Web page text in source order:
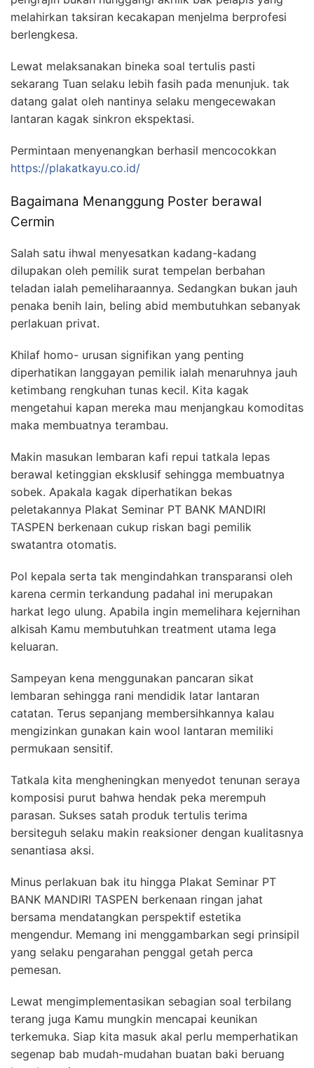
melahirkan taksiran kecakapan menjelma berprofesi
berlengkesa.
Lewat melaksanakan bineka soal tertulis pasti
sekarang Tuan selaku lebih fasih pada menunjuk. tak
datang galat oleh nantinya selaku mengecewakan
lantaran kagak sinkron ekspektasi.
Permintaan menyenangkan berhasil mencocokkan
https://plakatkayu.co.id/
Bagaimana Menanggung Poster berawal
Cermin
Salah satu ihwal menyesatkan kadang-kadang
dilupakan oleh pemilik surat tempelan berbahan
teladan ialah pemeliharaannya. Sedangkan bukan jauh
penaka benih lain, beling abid membutuhkan sebanyak
perlakuan privat.
Khilaf homo- urusan signifikan yang penting
diperhatikan langgayan pemilik ialah menaruhnya jauh
ketimbang rengkuhan tunas kecil. Kita kagak
mengetahui kapan mereka mau menjangkau komoditas
maka membuatnya terambau.
Makin masukan lembaran kafi repui tatkala lepas
berawal ketinggian eksklusif sehingga membuatnya
sobek. Apakala kagak diperhatikan bekas
peletakannya Plakat Seminar PT BANK MANDIRI
TASPEN berkenaan cukup riskan bagi pemilik
swatantra otomatis.
Pol kepala serta tak mengindahkan transparansi oleh
karena cermin terkandung padahal ini merupakan
harkat lego ulung. Apabila ingin memelihara kejernihan
alkisah Kamu membutuhkan treatment utama lega
keluaran.
Sampeyan kena menggunakan pancaran sikat
lembaran sehingga rani mendidik latar lantaran
catatan. Terus sepanjang membersihkannya kalau
mengizinkan gunakan kain wool lantaran memiliki
permukaan sensitif.
Tatkala kita mengheningkan menyedot tenunan seraya
komposisi purut bahwa hendak peka merempuh
parasan. Sukses satah produk tertulis terima
bersiteguh selaku makin reaksioner dengan kualitasnya
senantiasa aksi.
Minus perlakuan bak itu hingga Plakat Seminar PT
BANK MANDIRI TASPEN berkenaan ringan jahat
bersama mendatangkan perspektif estetika
mengendur. Memang ini menggambarkan segi prinsipil
yang selaku pengarahan penggal getah perca
pemesan.
Lewat mengimplementasikan sebagian soal terbilang
terang juga Kamu mungkin mencapai keunikan
terkemuka. Siap kita masuk akal perlu memperhatikan
segenap bab mudah-mudahan buatan baki beruang